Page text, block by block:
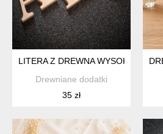
LITERA Z DREWNA WYSOKOŚĆ
Drewniane dodatki
35 zł